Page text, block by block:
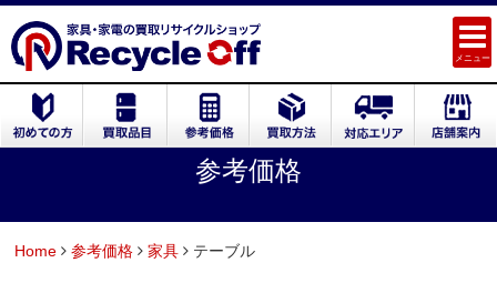
メニュー
参考価格
Home 参考価格 家具 テーブル